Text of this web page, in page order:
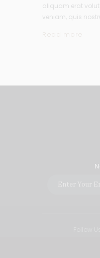
aliquam erat
veniam, quis